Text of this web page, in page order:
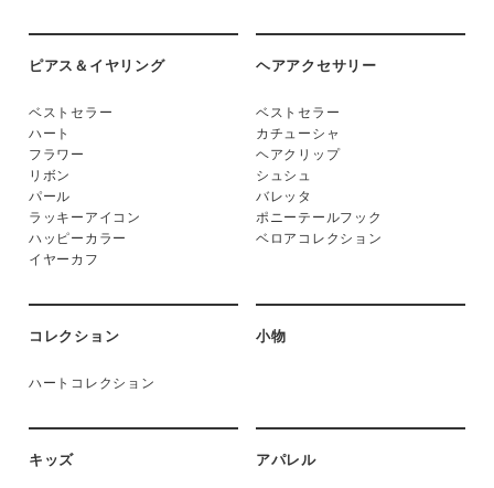
ピアス＆イヤリング
ベストセラー
ハート
フラワー
リボン
パール
ラッキーアイコン
ハッピーカラー
イヤーカフ
ヘアアクセサリー
ベストセラー
カチューシャ
ヘアクリップ
シュシュ
バレッタ
ポニーテールフック
ベロアコレクション
コレクション
ハートコレクション
小物
キッズ アパレル